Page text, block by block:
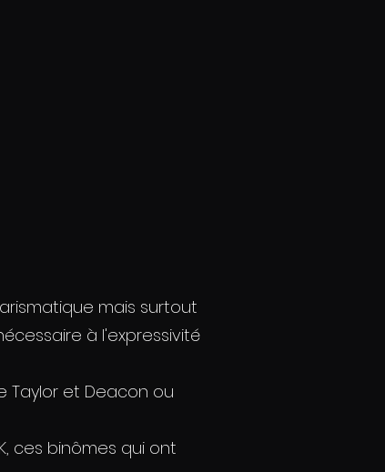
mais surtout
à l'expressivité
Taylor et Deacon ou
ces binômes qui ont